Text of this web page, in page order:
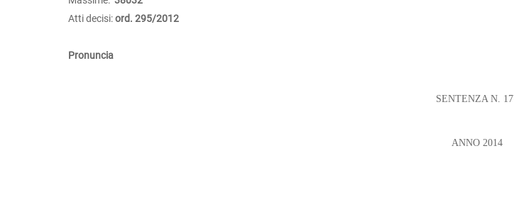
Atti decisi:ord. 295/2012
Pronuncia
SENTENZA N.
ANNO 2014